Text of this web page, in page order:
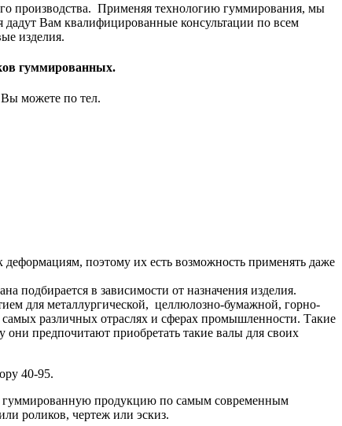
производства. Применяя технологию гуммирования, мы
Вам квалифицированные консультации по всем
изделия.
гуммированных.
можете по тел.
поэтому их есть возможность применять даже
в зависимости от назначения изделия.
для металлургической, целлюлозно-бумажной, горно-
различных отраслях и сферах промышленности. Такие
предпочитают приобретать такие валы для своих
40-95.
гуммированную продукцию по самым современным
роликов, чертеж или эскиз.